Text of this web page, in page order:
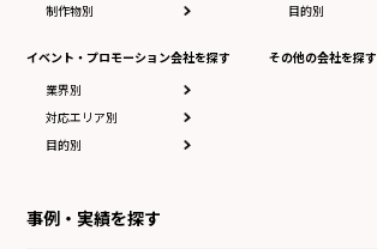
制作物別
イベント・プロモーション会社を探す
業界別
対応エリア別
目的別
目的別
その他の会社を探す
事例・実績を探す